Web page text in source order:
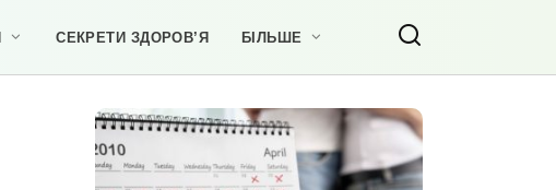
СЕКРЕТИ ЗДОРОВ’Я БІЛЬШЕ